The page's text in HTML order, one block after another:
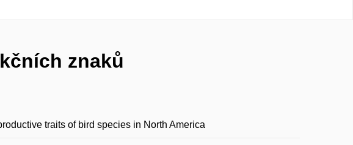
znaků
traits of bird species in North America